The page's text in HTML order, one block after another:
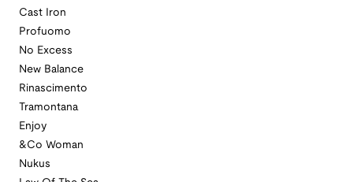
Cast Iron
Profuomo
No Excess
New Balance
Rinascimento
Tramontana
Enjoy
&Co Woman
Nukus